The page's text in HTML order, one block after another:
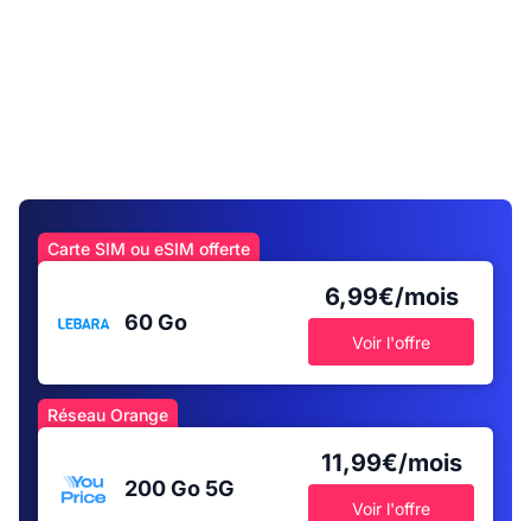
Carte SIM ou eSIM offerte
60 Go
6,99€/mois
Voir l'offre
Réseau Orange
200 Go 5G
11,99€/mois
Voir l'offre